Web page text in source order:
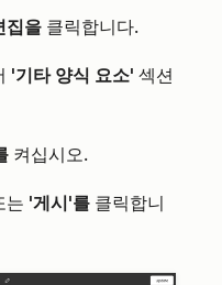
집을 클릭합니다.
'기타 양식 요소' 섹션
켜십시오.
는 '게시'를 클릭합니